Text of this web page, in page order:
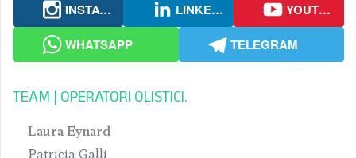
INSTAGRAM
LINKEDIN
YOUTUBE
WHATSAPP
TELEGRAM
TEAM | OPERATORI OLISTICI
Laura Eynard
Patricia Galli